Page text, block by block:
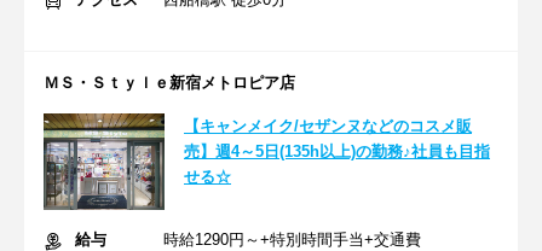
ＭＳ・Ｓｔｙｌｅ新宿メトロピア店
【キャンメイク/セザンヌなどのコスメ販
売】週4～5日(135h以上)の勤務♪社員も目指
せる☆
給与
時給1290円～+特別時間手当+交通費